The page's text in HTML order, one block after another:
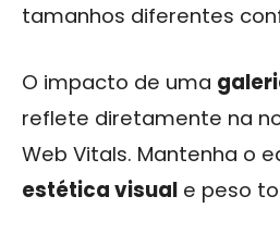
tamanhos diferentes
O impacto de uma
reflete diretamente na
Web Vitals. Mantenha o
estética visual e peso